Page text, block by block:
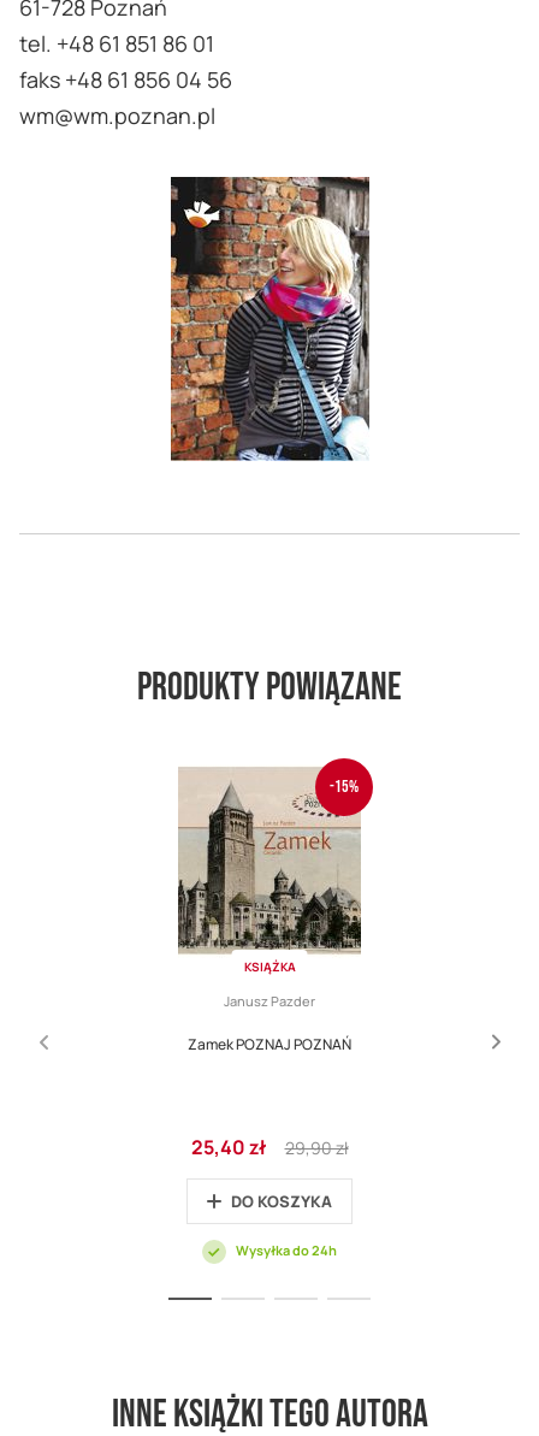
61-728 Poznań
tel. +48 61 851 86 01
faks +48 61 856 04 56
wm@wm.poznan.pl
Produkty powiązane
-15%
KSIĄŻKA
Janusz Pazder
Zamek POZNAJ POZNAŃ
Cena
promocyjna
25,40 zł
Regular
Price
29,90 zł
DO KOSZYKA
Wysyłka do 24h
Inne książki tego autora